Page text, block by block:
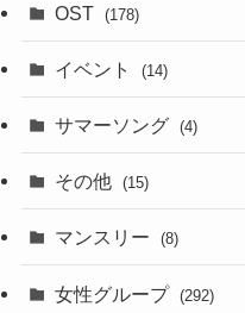
OST (178)
イベント (14)
サマーソング (4)
その他 (15)
マンスリー (8)
女性グループ (292)